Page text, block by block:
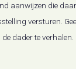
aanwijzen die
versturen.
dader te verhalen.